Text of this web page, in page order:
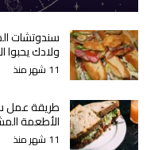
سندوتشات
ولادك يحبوا
11 شهر منذ
طريقة عمل
الأطعمة
11 شهر منذ